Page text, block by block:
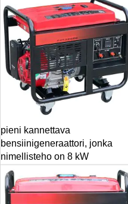
pieni kannettava
bensiinigeneraattori, jonka
nimellisteho on 8 kW